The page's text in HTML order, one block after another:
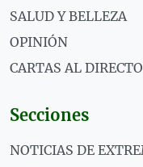
SALUD Y BELLEZA
OPINIÓN
CARTAS AL
Secciones
NOTICIAS DE